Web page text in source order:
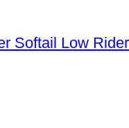
Softail Low